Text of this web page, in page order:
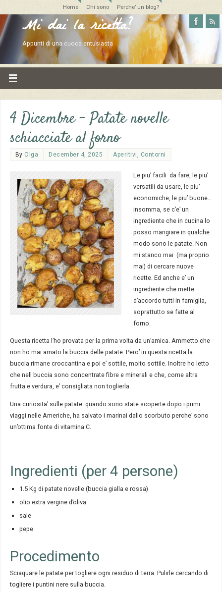
Home Chi sono Perche’ un blog?
Mi dai la ricetta?
Appunti di una cuoca entusiasta
4 Dicembre – Patate novelle
schiacciate al forno
By Olga December 4, 2025 Aperitivi, Contorni
Le piu’ facili da fare, le piu’
versatili da usare, le piu’
economiche, le piu’ buone…
insomma, se c’e’ un
ingrediente che in cucina lo
posso mangiare in qualche
modo sono le patate. Non
mi stanco mai (ma proprio
mai) di cercare nuove
ricette. Ed anche e’ un
ingrediente che mette
d’accordo tutti in famiglia,
soprattutto se fatte al
forno.
Questa ricetta l’ho provata per la prima volta da un’amica. Ammetto che
non ho mai amato la buccia delle patate. Pero’ in questa ricetta la
buccia rimane croccantina e poi e’ sottile, molto sottile. Inoltre ho letto
che nell buccia sono concentrate fibre e minerali e che, come altra
frutta e verdura, e’ consigliata non toglierla.
Una curiosita’ sulle patate: quando sono state scoperte dopo i primi
viaggi nelle Americhe, ha salvato i marinai dallo scorbuto perche’ sono
un’ottima fonte di vitamina C.
Ingredienti (per 4 persone)
1.5 Kg di patate novelle (buccia gialla e rossa)
olio extra vergine d’oliva
sale
pepe
Procedimento
Sciaquare le patate per togliere ogni residuo di terra. Pulirle cercando di
togliere i puntini nere sulla buccia.